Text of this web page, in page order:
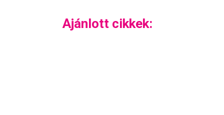
Ajánlott cikkek: